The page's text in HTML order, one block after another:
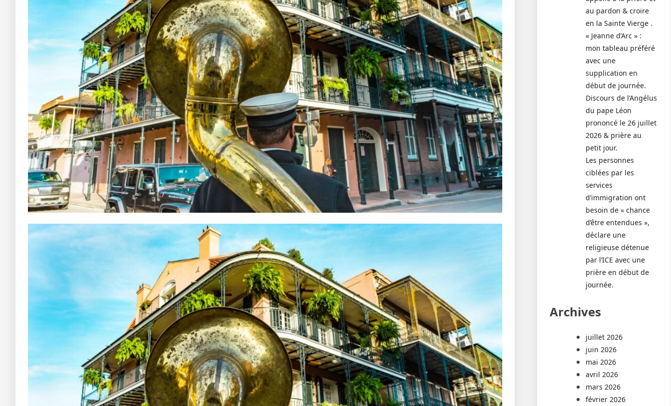
au pardon & croire
en la Sainte Vierge .
« Jeanne d’Arc » :
mon tableau préféré
avec une
supplication en
début de journée.
Discours de l’Angélus
du pape Léon
prononcé le 26 juillet
2026 & prière au
petit jour.
Les personnes
ciblées par les
services
d’immigration ont
besoin de « chance
d’être entendues »,
déclare une
religieuse détenue
par l’ICE avec une
prière en début de
journée.
Archives
juillet 2026
juin 2026
mai 2026
avril 2026
mars 2026
février 2026